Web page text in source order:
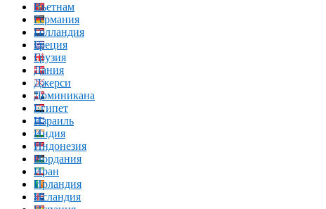
Вьетнам
Германия
Голландия
Греция
Грузия
Дания
Джерси
Доминикана
Египет
Израиль
Индия
Индонезия
Иордания
Иран
Ирландия
Исландия